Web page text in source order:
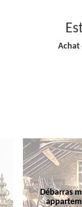
Achat
Débarras